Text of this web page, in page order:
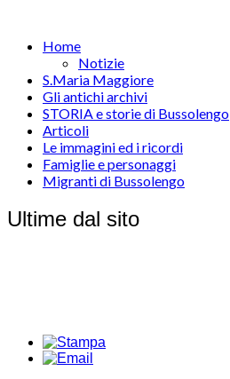
Home
Notizie
S.Maria Maggiore
Gli antichi archivi
STORIA e storie di Bussolengo
Articoli
Le immagini ed i ricordi
Famiglie e personaggi
Migranti di Bussolengo
Ultime dal sito